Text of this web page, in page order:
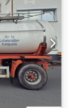
2550 mm –
tankinhoud:
schotwanden
Apnef